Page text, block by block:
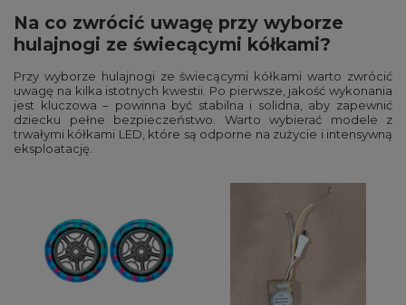
Na co zwrócić uwagę przy wyborze
hulajnogi ze świecącymi kółkami?
Przy wyborze hulajnogi ze świecącymi kółkami warto zwrócić
uwagę na kilka istotnych kwestii. Po pierwsze, jakość wykonania
jest kluczowa – powinna być stabilna i solidna, aby zapewnić
dziecku pełne bezpieczeństwo. Warto wybierać modele z
trwałymi kółkami LED, które są odporne na zużycie i intensywną
eksploatację.